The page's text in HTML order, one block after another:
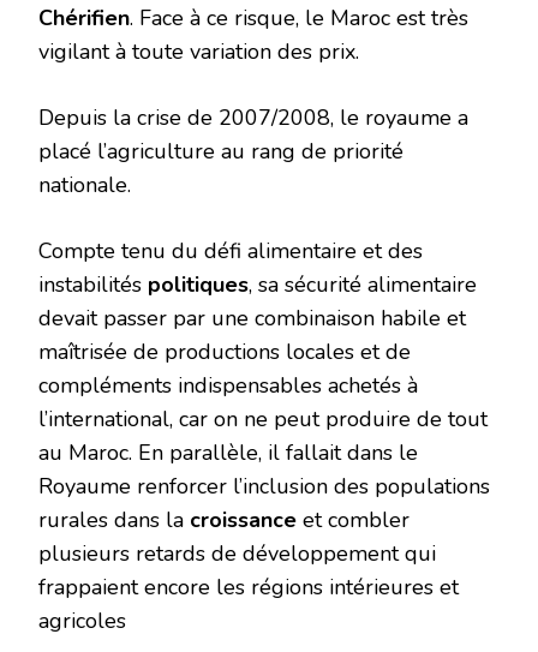
Chérifien. Face à ce risque, le Maroc est très
vigilant à toute variation des prix.
Depuis la crise de 2007/2008, le royaume a
placé l’agriculture au rang de priorité
nationale.
Compte tenu du défi alimentaire et des
instabilités politiques, sa sécurité alimentaire
devait passer par une combinaison habile et
maîtrisée de productions locales et de
compléments indispensables achetés à
l’international, car on ne peut produire de tout
au Maroc. En parallèle, il fallait dans le
Royaume renforcer l’inclusion des populations
rurales dans la croissance et combler
plusieurs retards de développement qui
frappaient encore les régions intérieures et
agricoles